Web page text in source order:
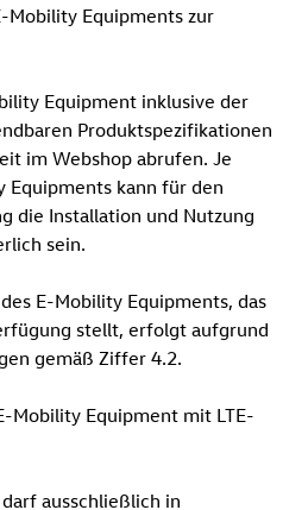
Mobility Equipments zur
Equipment inklusive der
Produktspezifikationen
im Webshop abrufen. Je
Equipments kann für den
die Installation und Nutzung
sein.
E-Mobility Equipments, das
stellt, erfolgt aufgrund
gemäß Ziffer 4.2.
Mobility Equipment mit LTE-
ausschließlich in